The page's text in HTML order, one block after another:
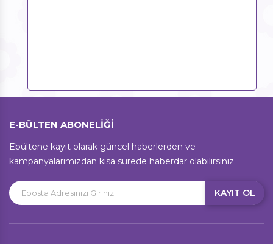
E-BÜLTEN ABONELİĞİ
Ebültene kayıt olarak güncel haberlerden ve
kampanyalarımızdan kısa sürede haberdar olabilirsiniz.
KAYIT OL